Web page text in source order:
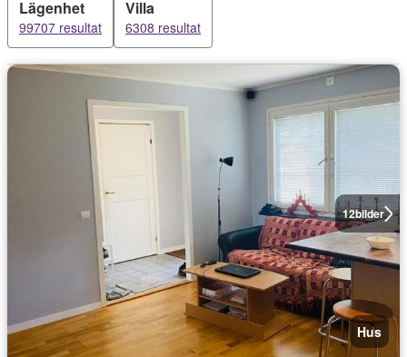
Lägenhet
99707 resultat
Villa
6308 resultat
12bilder
Hus